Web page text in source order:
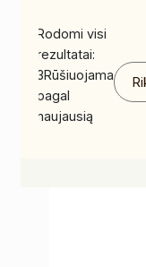
Rodomi visi
rezultatai:
3Rūšiuojama
pagal
naujausią